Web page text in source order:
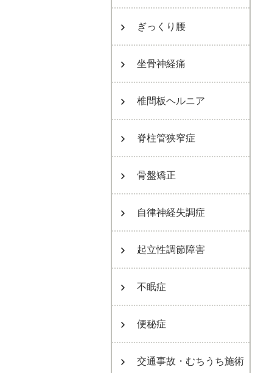
ぎっくり腰
坐骨神経痛
椎間板ヘルニア
脊柱管狭窄症
骨盤矯正
自律神経失調症
起立性調節障害
不眠症
便秘症
交通事故・むちうち施術